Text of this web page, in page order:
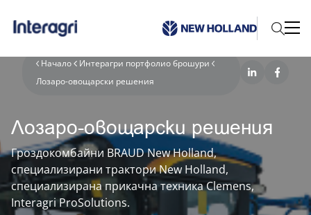
Начало Интерагри портфолио брошури
Лозаро-овощарски решения
Лозаро-овощарски решения
Гроздокомбайни BRAUD New Holland,
специализирани трактори New Holland,
специализирана прикачна техника Clemens,
Interagri ProSolutions.